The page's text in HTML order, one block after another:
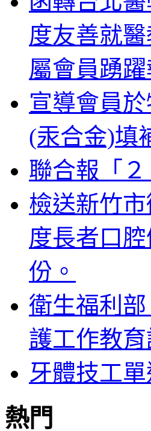
度友善就
屬會員踴躍
宣導會員
(汞合金)填
聯合報「
檢送新竹
度長者口
份。
衛生福利
護工作教育
牙體技工
熱門